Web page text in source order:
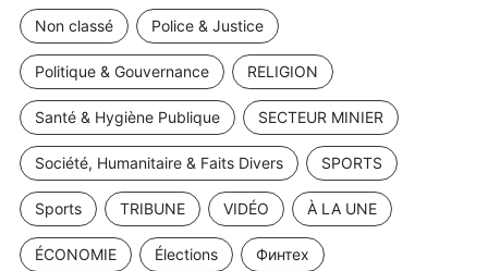
Non classé Police & Justice
Politique & Gouvernance RELIGION
Santé & Hygiène Publique SECTEUR MINIER
Société, Humanitaire & Faits Divers SPORTS
Sports TRIBUNE VIDÉO À LA UNE
ÉCONOMIE Élections Финтех